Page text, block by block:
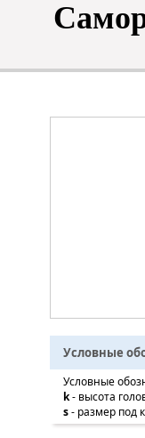
Условные
Условные
k- высота
s- размер под